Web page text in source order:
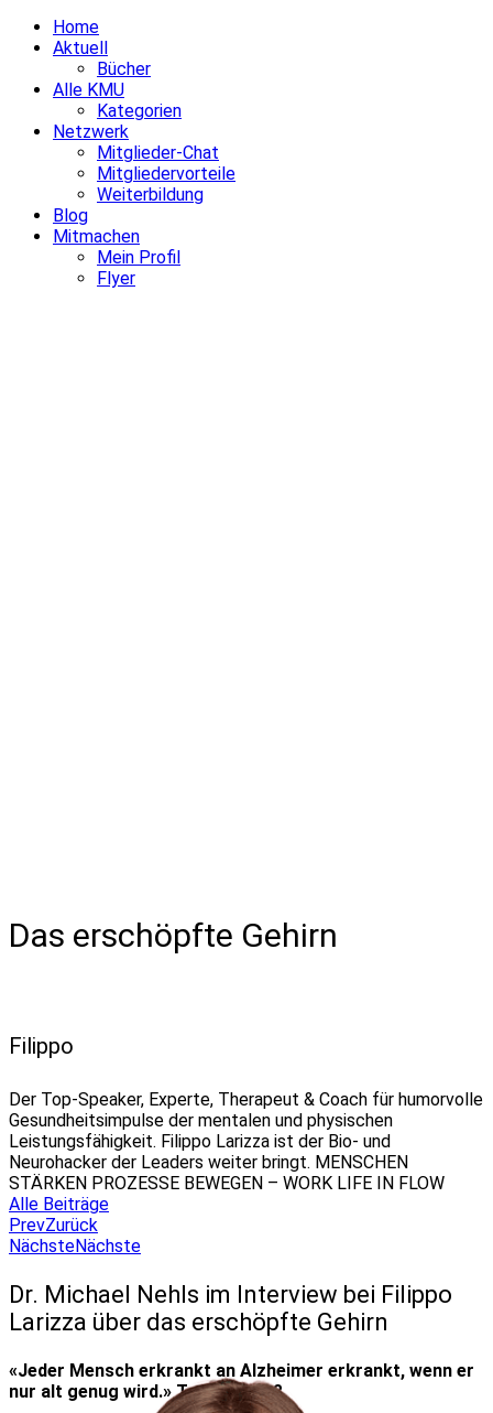
Home
Aktuell
Bücher
Alle KMU
Kategorien
Netzwerk
Mitglieder-Chat
Mitgliedervorteile
Weiterbildung
Blog
Mitmachen
Mein Profil
Flyer
Das erschöpfte Gehirn
Filippo
Der Top-Speaker, Experte, Therapeut & Coach für humorvolle
Gesundheitsimpulse der mentalen und physischen
Leistungsfähigkeit. Filippo Larizza ist der Bio- und
Neurohacker der Leaders weiter bringt. MENSCHEN
STÄRKEN PROZESSE BEWEGEN – WORK LIFE IN FLOW
Alle Beiträge
PrevZurück
NächsteNächste
Dr. Michael Nehls im Interview bei Filippo
Larizza über das erschöpfte Gehirn
«Jeder Mensch erkrankt an Alzheimer erkrankt, wenn er
nur alt genug wird.» Tatsächlich?